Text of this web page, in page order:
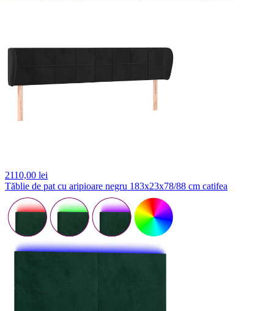
2110,00 lei
Tăblie de pat cu aripioare negru 183x23x78/88 cm catifea